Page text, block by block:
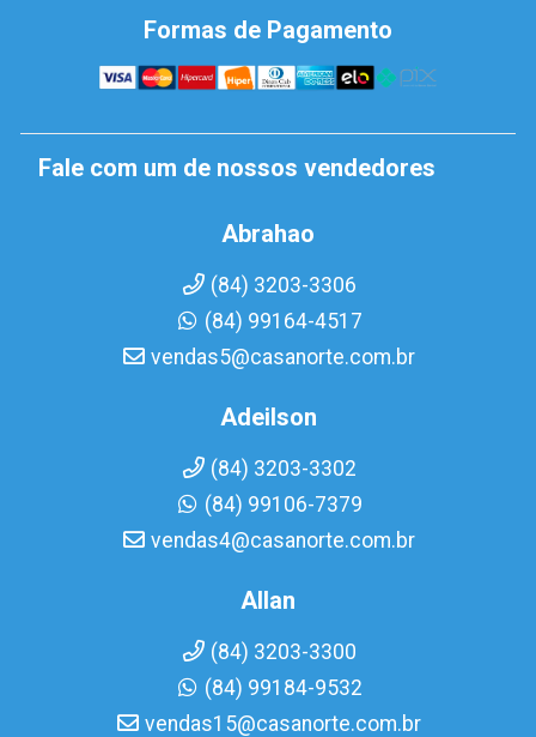
Formas de Pagamento
Fale com um de nossos vendedores
Abrahao
(84) 3203-3306
(84) 99164-4517
vendas5@casanorte.com.br
Adeilson
(84) 3203-3302
(84) 99106-7379
vendas4@casanorte.com.br
Allan
(84) 3203-3300
(84) 99184-9532
vendas15@casanorte.com.br